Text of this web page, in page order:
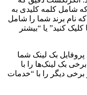
شامل کلمه کلیدی به
نام برند شما را شامل
کنید” یا “بیشتر
بک لینک شما
بک لینک‌ها را با
دیگر را با “خدمات